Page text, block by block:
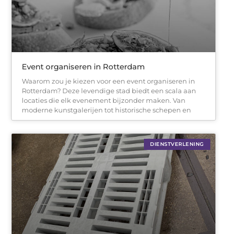
Event organiseren in Rotterdam
Waarom zou je kiezen voor een event organiseren in
Rotterdam? Deze levendige stad biedt een scala aan
locaties die elk evenement bijzonder maken. Van
moderne kunstgalerijen tot historische schepen en
DIENSTVERLENING